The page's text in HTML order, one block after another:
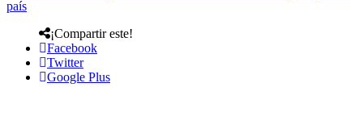
país
¡Compartir este!
Facebook
Twitter
Google Plus